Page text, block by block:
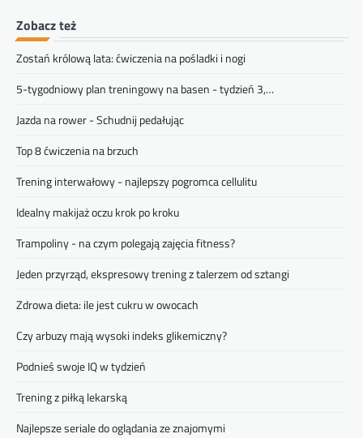
Zobacz też
Zostań królową lata: ćwiczenia na pośladki i nogi
5-tygodniowy plan treningowy na basen - tydzień 3,…
Jazda na rower - Schudnij pedałując
Top 8 ćwiczenia na brzuch
Trening interwałowy - najlepszy pogromca cellulitu
Idealny makijaż oczu krok po kroku
Trampoliny - na czym polegają zajęcia fitness?
Jeden przyrząd, ekspresowy trening z talerzem od sztangi
Zdrowa dieta: ile jest cukru w owocach
Czy arbuzy mają wysoki indeks glikemiczny?
Podnieś swoje IQ w tydzień
Trening z piłką lekarską
Najlepsze seriale do oglądania ze znajomymi